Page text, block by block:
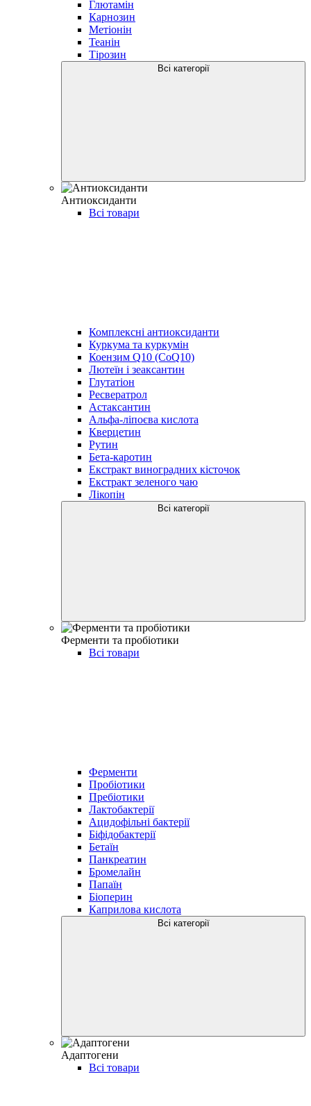
Глютамін
Карнозин
Метіонін
Теанін
Тірозин
Всі категорії
Антиоксиданти
Всі товари
Комплексні антиоксиданти
Куркума та куркумін
Коензим Q10 (CoQ10)
Лютеїн і зеаксантин
Глутатіон
Ресвератрол
Астаксантин
Альфа-ліпоєва кислота
Кверцетин
Рутин
Бета-каротин
Екстракт виноградних кісточок
Екстракт зеленого чаю
Лікопін
Всі категорії
Ферменти та пробіотики
Всі товари
Ферменти
Пробіотики
Пребіотики
Лактобактерії
Ацидофільні бактерії
Біфідобактерії
Бетаїн
Панкреатин
Бромелайн
Папаїн
Біоперин
Каприлова кислота
Всі категорії
Адаптогени
Всі товари